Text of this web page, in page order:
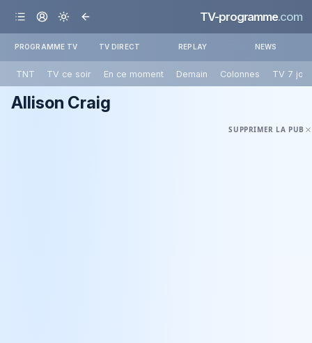
TV-programme.com
PROGRAMME TV TV DIRECT REPLAY NEWS
TNT TV ce soir En ce moment Demain Colonnes TV 7
Allison Craig
SUPPRIMER LA PUB